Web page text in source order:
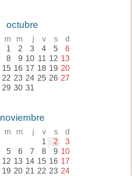
octubre
m m j v s d
1 2 3 4 5 6
8 9 10 11 12 13
15 16 17 18 19 20
22 23 24 25 26 27
29 30 31
noviembre
m m j v s d
1 2 3
5 6 7 8 9 10
12 13 14 15 16 17
19 20 21 22 23 24